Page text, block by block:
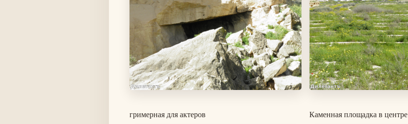
гримерная для актеров Каменная площадка в центре